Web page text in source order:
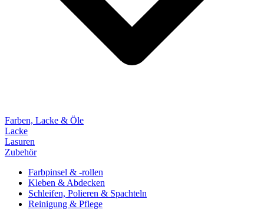
Farben, Lacke & Öle
Lacke
Lasuren
Zubehör
Farbpinsel & -rollen
Kleben & Abdecken
Schleifen, Polieren & Spachteln
Reinigung & Pflege